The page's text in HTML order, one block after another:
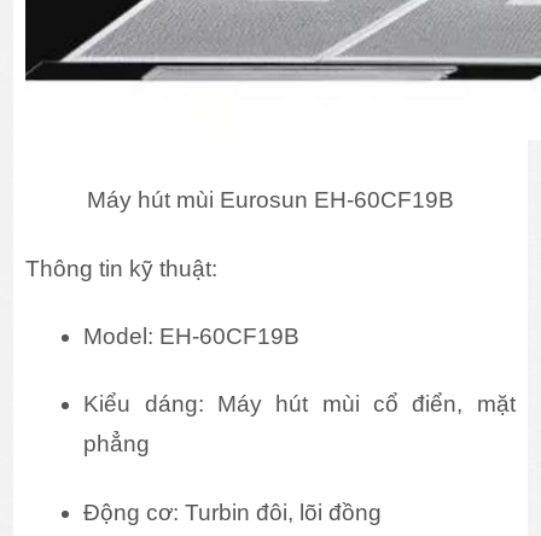
Máy hút mùi Eurosun EH-60CF19B
Thông tin kỹ thuật:
Model: EH-60CF19B
Kiểu dáng: Máy hút mùi cổ điển, mặt
phẳng
Động cơ: Turbin đôi, lõi đồng